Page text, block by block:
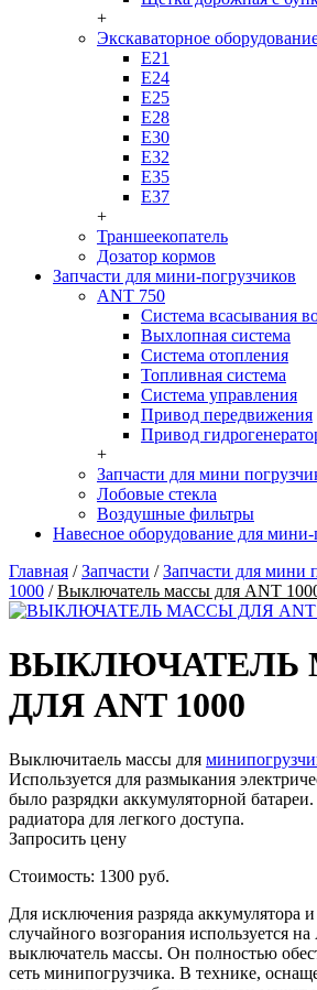
+
Экскаваторное
Е21
Е24
Е25
Е28
Е30
Е32
Е35
Е37
+
Траншеекопатель
Дозатор кормов
Запчасти для мини-погрузчиков
ANT 750
Система всасывания
Выхлопная система
Система отопления
Топливная система
Система управления
Привод передвижения
Привод
+
Запчасти для мини
Лобовые стекла
Воздушные фильтры
Навесное оборудование для мини-
Главная /Запчасти /Запчасти для мини
1000 /Выключатель массы для ANT
ВЫКЛЮЧАТЕЛЬ
ДЛЯ ANT 1000
Выключитаель массы для
Используется для размыкания
было разрядки аккумуляторной
радиатора для легкого доступа.
Запросить цену
Стоимость: 1300 руб.
Для исключения разряда аккумулятора
случайного возгорания используется
выключатель массы. Он полностью
сеть минипогрузчика. В технике,